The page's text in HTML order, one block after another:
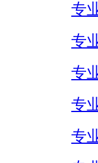
专
专
专
专
专